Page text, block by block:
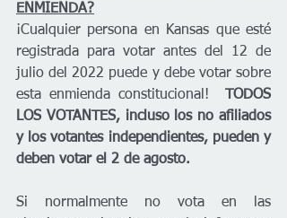
ENMIENDA?
¡Cualquier persona en Kansas que esté
registrada para votar antes del 12 de
julio del 2022 puede y debe votar sobre
esta enmienda constitucional! TODOS
LOS VOTANTES, incluso los no afiliados
y los votantes independientes, pueden y
deben votar el 2 de agosto.
Si normalmente no vota en las